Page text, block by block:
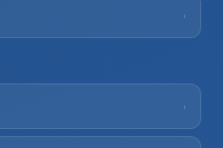
›
›